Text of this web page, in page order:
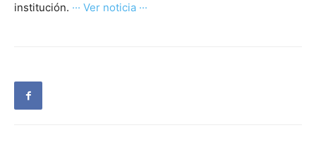
institución. ··· Ver noticia ···